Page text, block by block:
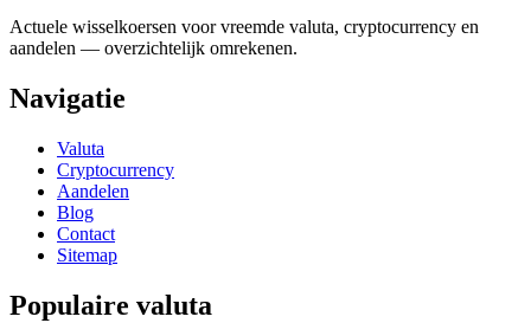
Actuele wisselkoersen voor vreemde valuta, cryptocurrency en
aandelen — overzichtelijk omrekenen.
Navigatie
Valuta
Cryptocurrency
Aandelen
Blog
Contact
Sitemap
Populaire valuta